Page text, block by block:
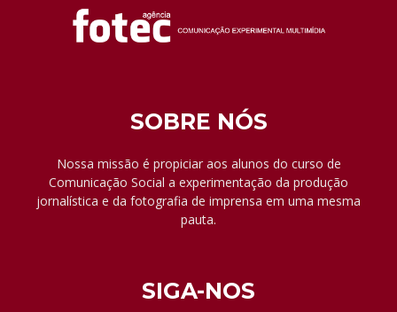
SOBRE NÓS
Nossa missão é propiciar aos alunos do curso de
Comunicação Social a experimentação da produção
jornalística e da fotografia de imprensa em uma mesma
pauta.
SIGA-NOS